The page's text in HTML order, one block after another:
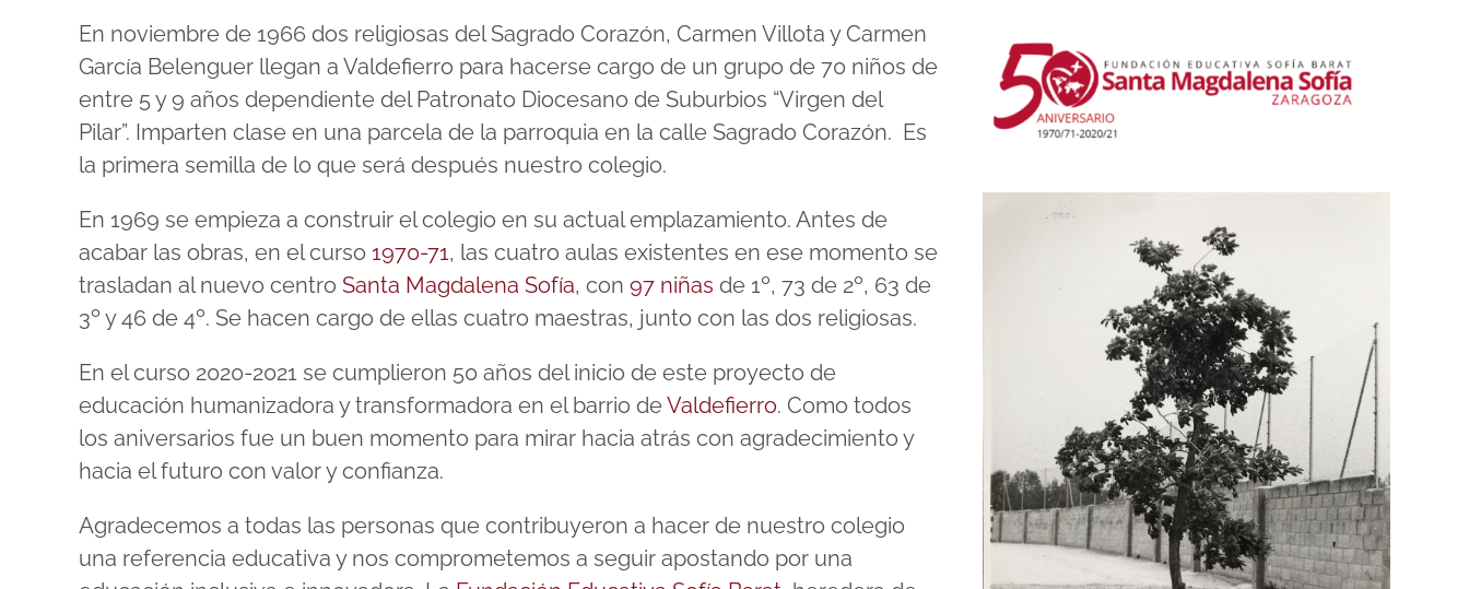
En noviembre de 1966 dos religiosas del Sagrado Corazón, Carmen Villota y Carmen
García Belenguer llegan a Valdefierro para hacerse cargo de un grupo de 70 niños de
entre 5 y 9 años dependiente del Patronato Diocesano de Suburbios “Virgen del
Pilar”. Imparten clase en una parcela de la parroquia en la calle Sagrado Corazón. Es
la primera semilla de lo que será después nuestro colegio.
En 1969 se empieza a construir el colegio en su actual emplazamiento. Antes de
acabar las obras, en el curso 1970-71, las cuatro aulas existentes en ese momento se
trasladan al nuevo centro Santa Magdalena Sofía, con 97 niñas de 1º, 73 de 2º, 63 de
3º y 46 de 4º. Se hacen cargo de ellas cuatro maestras, junto con las dos religiosas.
En el curso 2020-2021 se cumplieron 50 años del inicio de este proyecto de
educación humanizadora y transformadora en el barrio de Valdefierro. Como todos
los aniversarios fue un buen momento para mirar hacia atrás con agradecimiento y
hacia el futuro con valor y confianza.
Agradecemos a todas las personas que contribuyeron a hacer de nuestro colegio
una referencia educativa y nos comprometemos a seguir apostando por una